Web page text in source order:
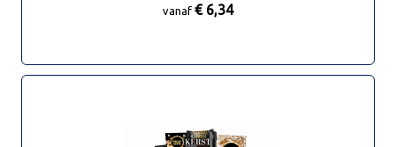
vanaf € 6,34